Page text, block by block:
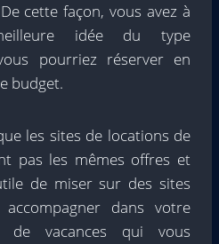
cette façon, vous avez à
idée du type
pourriez réserver en
budget.
les sites de locations de
pas les mêmes offres et
de miser sur des sites
dans votre
de vacances qui vous